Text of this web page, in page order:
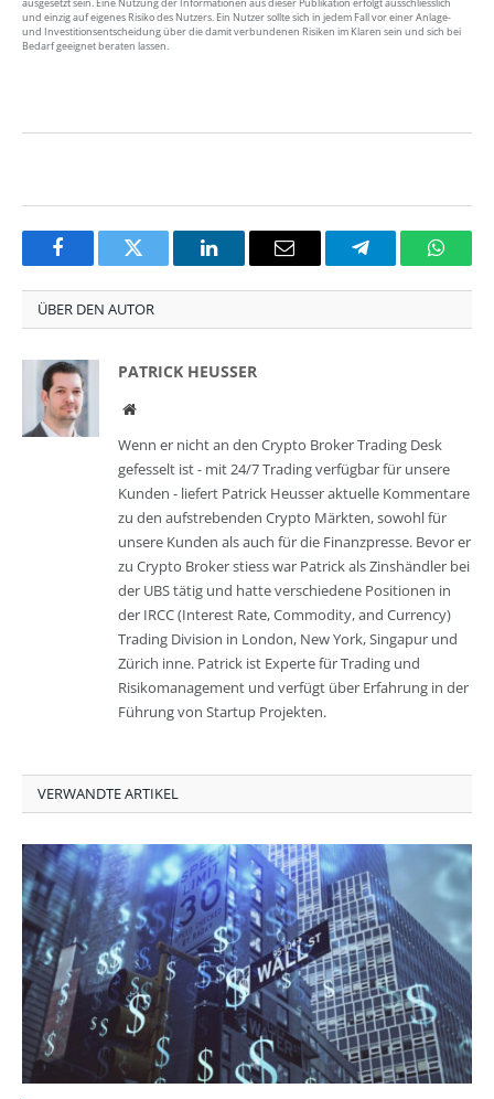
ausgesetzt sein. Eine Nutzung der Informationen aus dieser Publikation erfolgt ausschliesslich
und einzig auf eigenes Risiko des Nutzers. Ein Nutzer sollte sich in jedem Fall vor einer Anlage-
und Investitionsentscheidung über die damit verbundenen Risiken im Klaren sein und sich bei
Bedarf geeignet beraten lassen.
FacebookTwitter LinkedInEmail Telegram
ÜBER DEN AUTOR
PATRICK HEUSSER
Website
Wenn er nicht an den Crypto Broker Trading Desk
gefesselt ist - mit 24/7 Trading verfügbar für unsere
Kunden - liefert Patrick Heusser aktuelle Kommentare
zu den aufstrebenden Crypto Märkten, sowohl für
unsere Kunden als auch für die Finanzpresse. Bevor er
zu Crypto Broker stiess war Patrick als Zinshändler bei
der UBS tätig und hatte verschiedene Positionen in
der IRCC (Interest Rate, Commodity, and Currency)
Trading Division in London, New York, Singapur und
Zürich inne. Patrick ist Experte für Trading und
Risikomanagement und verfügt über Erfahrung in der
Führung von Startup Projekten.
VERWANDTE ARTIKEL